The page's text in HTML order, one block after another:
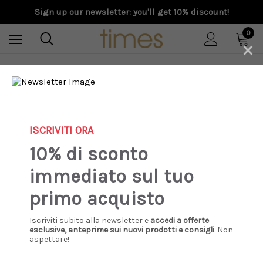
Sign up our newsletter: you'll get 10% discount!
0
UGG - Sabot Tazz lilla - bay fog - BYF
×
ISCRIVITI ORA
10% di sconto
immediato sul tuo
primo acquisto
Iscriviti subito alla newsletter e accedi a offerte
esclusive, anteprime sui nuovi prodotti e consigli. Non
aspettare!